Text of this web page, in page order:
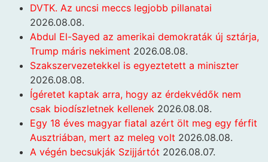
DVTK. Az uncsi meccs legjobb pillanatai
2026.08.08.
Abdul El-Sayed az amerikai demokraták új sztárja,
Trump máris nekiment 2026.08.08.
Szakszervezetekkel is egyeztetett a miniszter
2026.08.08.
Ígéretet kaptak arra, hogy az érdekvédők nem
csak biodíszletnek kellenek 2026.08.08.
Egy 18 éves magyar fiatal azért ölt meg egy férfit
Ausztriában, mert az meleg volt 2026.08.08.
A végén becsukják Szijjártót 2026.08.07.